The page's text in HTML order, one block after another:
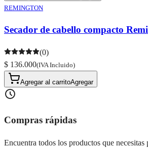
REMINGTON
Secador de cabello compacto
(0)
$ 136.000(IVA Incluido)
Agregar al carritoAgregar
Compras rápidas
Encuentra todos los productos que